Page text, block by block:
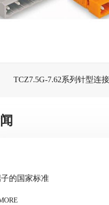
TCZ7.5G-7.62系列针型连
的国家标准